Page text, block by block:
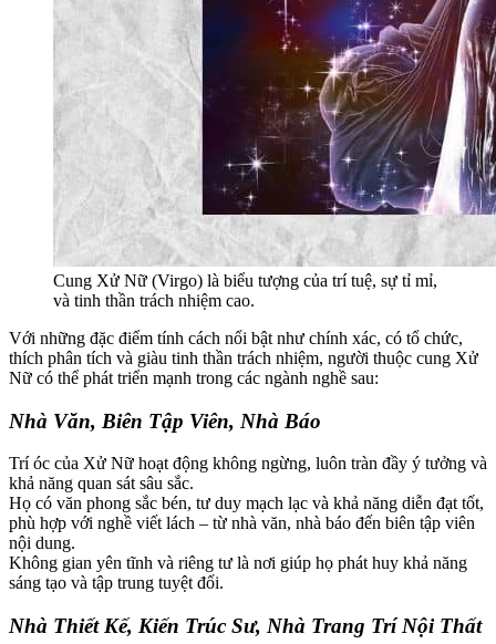
Cung Xử Nữ (Virgo) là biểu tượng của trí tuệ, sự tỉ mỉ,
và tinh thần trách nhiệm cao.
Với những đặc điểm tính cách nổi bật như chính xác, có tổ chức,
thích phân tích và giàu tinh thần trách nhiệm, người thuộc cung Xử
Nữ có thể phát triển mạnh trong các ngành nghề sau:
Nhà Văn, Biên Tập Viên, Nhà Báo
Trí óc của Xử Nữ hoạt động không ngừng, luôn tràn đầy ý tưởng và
khả năng quan sát sâu sắc.
Họ có văn phong sắc bén, tư duy mạch lạc và khả năng diễn đạt tốt,
phù hợp với nghề viết lách – từ nhà văn, nhà báo đến biên tập viên
nội dung.
Không gian yên tĩnh và riêng tư là nơi giúp họ phát huy khả năng
sáng tạo và tập trung tuyệt đối.
Nhà Thiết Kế, Kiến Trúc Sư, Nhà Trang Trí Nội Thất